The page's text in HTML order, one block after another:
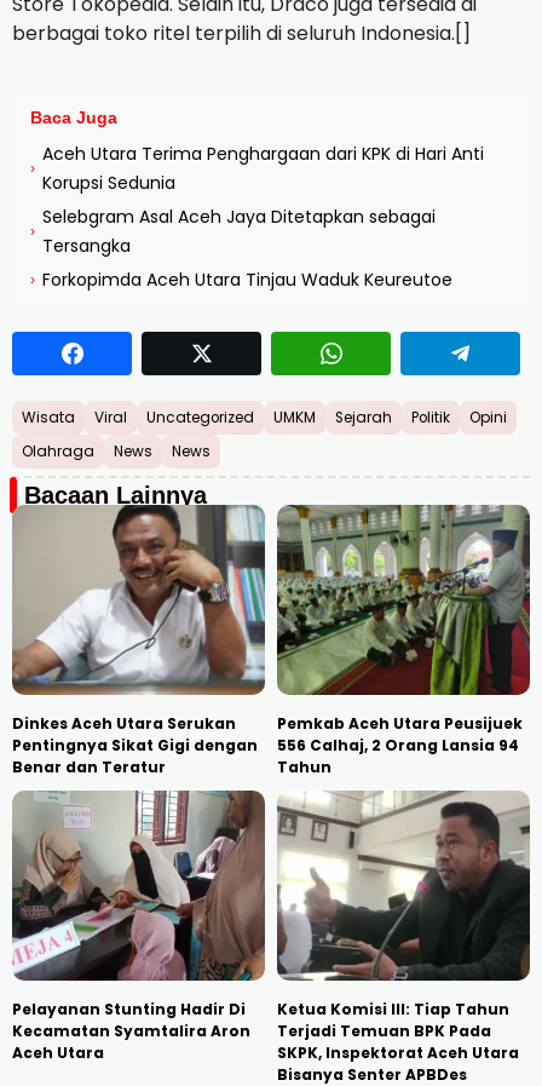
berbagai toko ritel terpilih di seluruh Indonesia.[]
Baca Juga
›
Aceh Utara Terima Penghargaan dari KPK di Hari Anti
Korupsi Sedunia
›
Selebgram Asal Aceh Jaya Ditetapkan sebagai
Tersangka
› Forkopimda Aceh Utara Tinjau Waduk Keureutoe
Wisata Viral Uncategorized UMKM Sejarah Politik
Opini
Olahraga
News News
Bacaan Lainnya
Dinkes Aceh Utara Serukan
Pentingnya Sikat Gigi dengan
Benar dan Teratur
Pemkab Aceh Utara Peusijuek
556 Calhaj, 2 Orang Lansia 94
Tahun
Pelayanan Stunting Hadir Di
Kecamatan Syamtalira Aron
Aceh Utara
Ketua Komisi III: Tiap Tahun
Terjadi Temuan BPK Pada
SKPK, Inspektorat Aceh Utara
Bisanya Senter APBDes